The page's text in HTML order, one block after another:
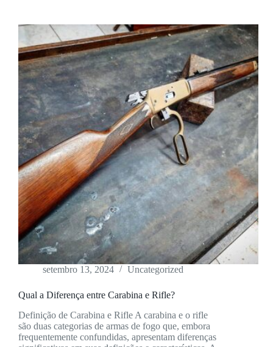
setembro 13, 2024 Uncategorized
Qual a Diferença entre Carabina e Rifle?
Definição de Carabina e Rifle A carabina e o rifle
são duas categorias de armas de fogo que, embora
frequentemente confundidas, apresentam diferenças